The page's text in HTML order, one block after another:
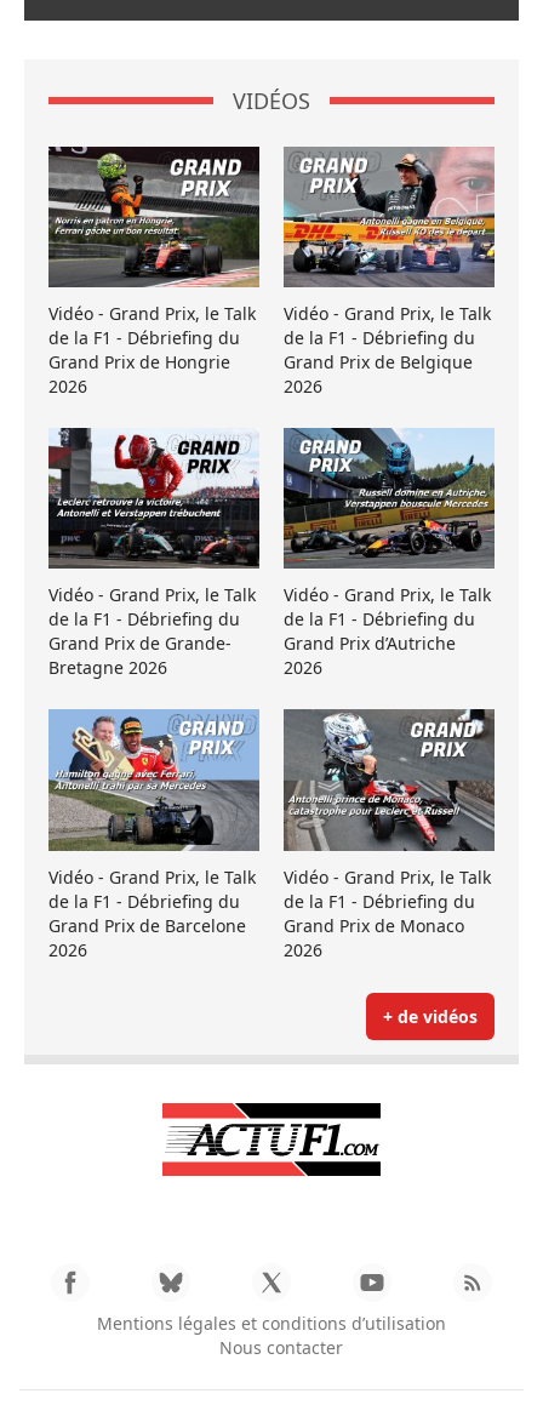
VIDÉOS
Vidéo - Grand Prix, le Talk
de la F1 - Débriefing du
Grand Prix de Hongrie
2026
Vidéo - Grand Prix, le Talk
de la F1 - Débriefing du
Grand Prix de Belgique
2026
Vidéo - Grand Prix, le Talk
de la F1 - Débriefing du
Grand Prix de Grande-
Bretagne 2026
Vidéo - Grand Prix, le Talk
de la F1 - Débriefing du
Grand Prix d’Autriche
2026
Vidéo - Grand Prix, le Talk
de la F1 - Débriefing du
Grand Prix de Barcelone
2026
Vidéo - Grand Prix, le Talk
de la F1 - Débriefing du
Grand Prix de Monaco
2026
+ de vidéos
Mentions légales et conditions d’utilisation
Nous contacter